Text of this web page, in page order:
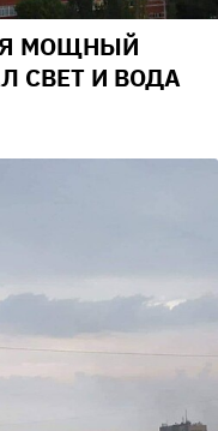
МОЩНЫЙ
СВЕТ И ВОДА